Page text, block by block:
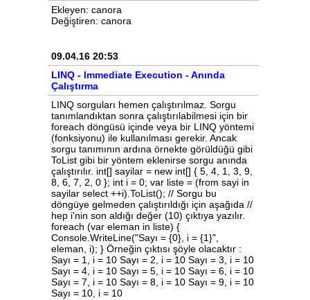
Ekleyen: canora
Değiştiren: canora
09.04.16 20:53
LINQ - Immediate Execution - Anında
Çalıştırma
LINQ sorguları hemen çalıştırılmaz. Sorgu
tanımlandıktan sonra çalıştırılabilmesi için bir
foreach döngüsü içinde veya bir LINQ yöntemi
(fonksiyonu) ile kullanılması gerekir. Ancak
sorgu tanımının ardına örnekte görüldüğü gibi
ToList gibi bir yöntem eklenirse sorgu anında
çalıştırılır. int[] sayilar = new int[] { 5, 4, 1, 3, 9,
8, 6, 7, 2, 0 }; int i = 0; var liste = (from sayi in
sayilar select ++i).ToList(); // Sorgu bu
döngüye gelmeden çalıştırıldığı için aşağıda //
hep i'nin son aldığı değer (10) çıktıya yazılır.
foreach (var eleman in liste) {
Console.WriteLine("Sayı = {0}, i = {1}",
eleman, i); } Örneğin çıktısı şöyle olacaktır :
Sayı = 1, i = 10 Sayı = 2, i = 10 Sayı = 3, i = 10
Sayı = 4, i = 10 Sayı = 5, i = 10 Sayı = 6, i = 10
Sayı = 7, i = 10 Sayı = 8, i = 10 Sayı = 9, i = 10
Sayı = 10, i = 10